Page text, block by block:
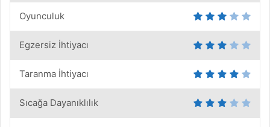
Oyunculuk
Egzersiz İhtiyacı
Taranma İhtiyacı
Sıcağa Dayanıklılık